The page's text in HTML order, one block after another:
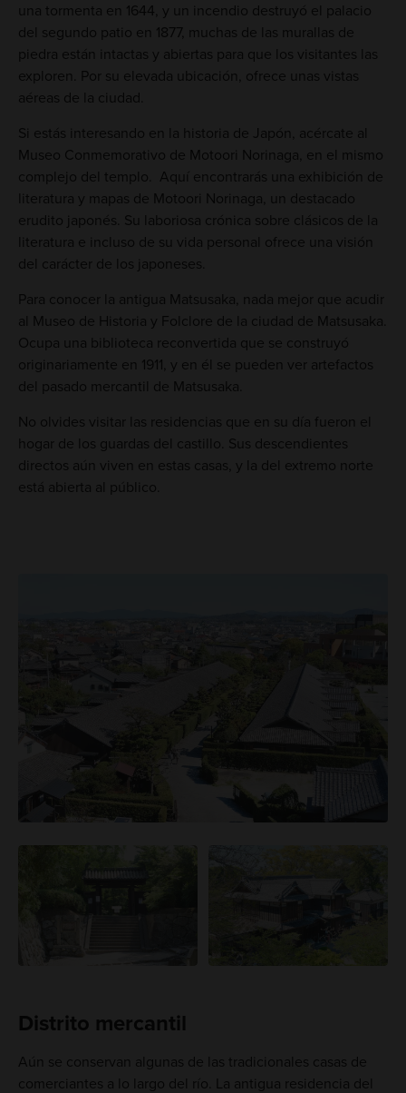
una tormenta en 1644, y un incendio destruyó el palacio
del segundo patio en 1877, muchas de las murallas de
piedra están intactas y abiertas para que los visitantes las
exploren. Por su elevada ubicación, ofrece unas vistas
aéreas de la ciudad.
Si estás interesando en la historia de Japón, acércate al
Museo Conmemorativo de Motoori Norinaga, en el mismo
complejo del templo. Aquí encontrarás una exhibición de
literatura y mapas de Motoori Norinaga, un destacado
erudito japonés. Su laboriosa crónica sobre clásicos de la
literatura e incluso de su vida personal ofrece una visión
del carácter de los japoneses.
Para conocer la antigua Matsusaka, nada mejor que acudir
al Museo de Historia y Folclore de la ciudad de Matsusaka.
Ocupa una biblioteca reconvertida que se construyó
originariamente en 1911, y en él se pueden ver artefactos
del pasado mercantil de Matsusaka.
No olvides visitar las residencias que en su día fueron el
hogar de los guardas del castillo. Sus descendientes
directos aún viven en estas casas, y la del extremo norte
está abierta al público.
Distrito mercantil
Aún se conservan algunas de las tradicionales casas de
comerciantes a lo largo del río. La antigua residencia del